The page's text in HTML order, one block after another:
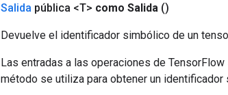
Salida pública <T> como Salida ()
Devuelve el identificador simbólico de un
Las entradas a las operaciones de
método se utiliza para obtener un